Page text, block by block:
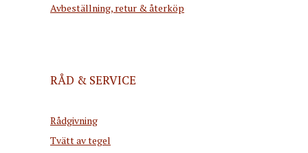
Avbeställning, retur & återköp
RÅD & SERVICE
Rådgivning
Tvätt av tegel